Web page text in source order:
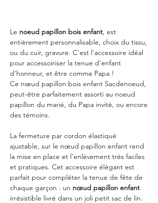
Le noeud papillon bois enfant , est
entièrement personnalisable, choix du tissu,
ou du cuir, gravure. C'est l'accessoire idéal
pour accessoiriser la tenue d'enfant
d'honneur, et être comme Papa !
Ce nœud papillon bois enfant Sacdenoeud,
peut-être parfaitement assorti au noeud
papillon du marié, du Papa invité, ou encore
des témoins.
La fermeture par cordon élastiqué
ajustable, sur le nœud papillon enfant rend
la mise en place et l’enlèvement trés faciles
et pratiques. Cet accessoire élégant est
parfait pour compléter la tenue de fête de
chaque garçon : un nœud papillon enfant
irrésistible livré dans un joli petit sac de lin.